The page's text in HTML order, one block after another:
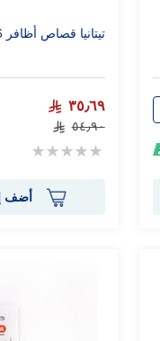
تيتانيا قصاص أظافر 1056
٣٥٫٦٩
٥٤٫٩٠
Rating:
أضف